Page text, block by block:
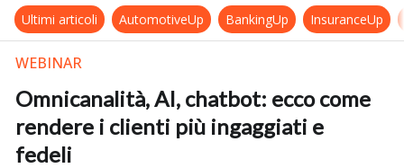
Ultimi articoli AutomotiveUp BankingUp InsuranceUp
WEBINAR
Omnicanalità, AI, chatbot: ecco come
rendere i clienti più ingaggiati e
fedeli